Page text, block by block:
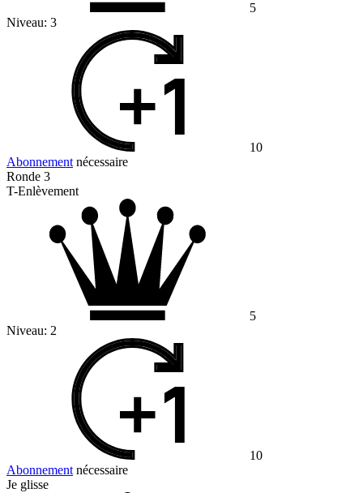
5
Niveau: 3
10
Abonnement nécessaire
Ronde 3
T-Enlèvement
5
Niveau: 2
10
Abonnement nécessaire
Je glisse